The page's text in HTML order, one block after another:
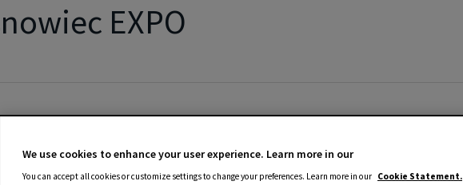
EXPO
We use cookies to enhance your user experience. Learn more in our
You can accept all cookies or customize settings to change your preferences. Learn more in our Cookie Statement.